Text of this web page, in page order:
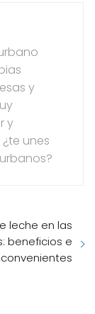
y
y
unes
leche en las
beneficios e